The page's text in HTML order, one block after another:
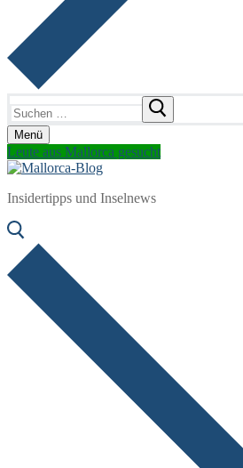
nach:
Menü
Leute aus Mallorca gesucht
Insidertipps und Inselnews